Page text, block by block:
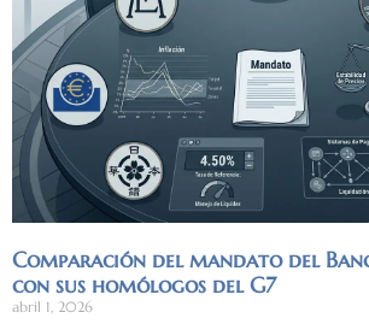
Comparación del mandato del
con sus homólogos del G7
abril 1, 2026